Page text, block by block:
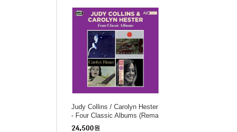
Judy Collins / Carolyn Hester
- Four Classic Albums (Rema
stered)(4 On 2CD)
24,500원